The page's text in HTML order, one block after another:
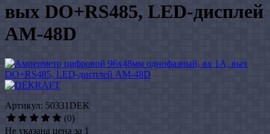
вых DO+RS485, LED-дисплей
АМ-48D
Артикул: 50331DEK
(0)
Не указана цена за 1